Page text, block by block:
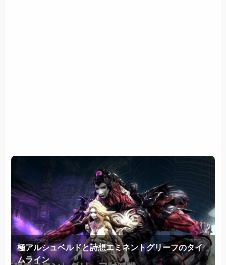
極アルシュベルドと詩想エミネントグリーフのタイ
ムライン